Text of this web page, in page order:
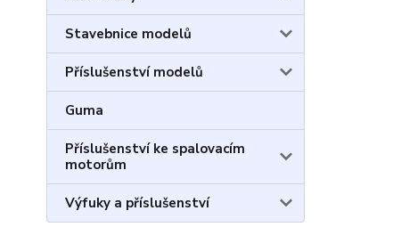
Stavebnice modelů
Příslušenství modelů
Guma
Příslušenství ke spalovacím
motorům
Výfuky a příslušenství